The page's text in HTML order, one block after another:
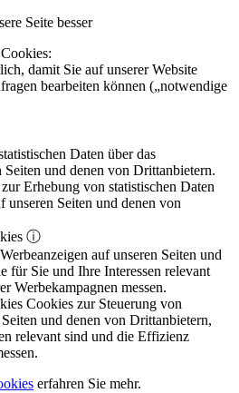
Seite besser
damit Sie auf unserer Website
bearbeiten können („notwendige
Daten über das
und denen von Drittanbietern.
Erhebung von statistischen Daten
unseren Seiten und denen von
ⓘ
auf unseren Seiten und
für Sie und Ihre Interessen relevant
Werbekampagnen messen.
Cookies zur Steuerung von
und denen von Drittanbietern,
relevant sind und die Effizienz
erfahren Sie mehr.